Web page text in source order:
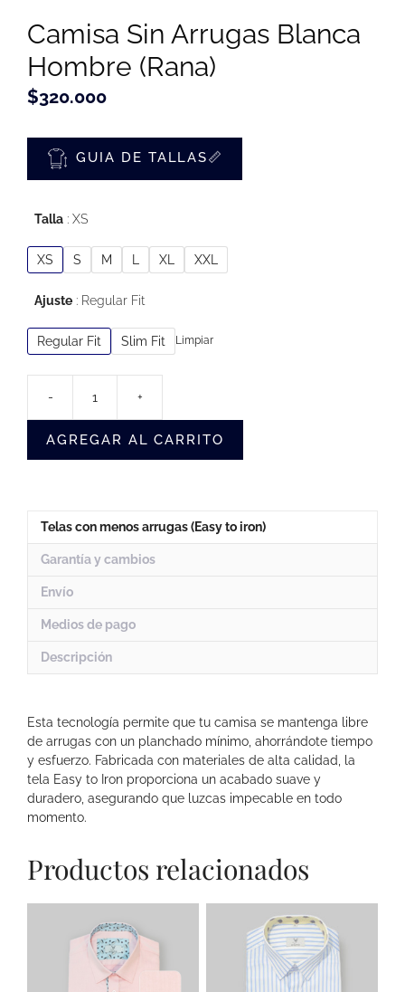
Camisa Sin Arrugas Blanca
Hombre (Rana)
$320.000
GUIA DE TALLAS📏
Talla XS
XS S M L XL XXL
Ajuste Regular Fit
Regular Fit Slim Fit Limpiar
-
Sin
Arrugas
Blanca
cantidad
+
AGREGAR AL CARRITO
Telas con menos arrugas (Easy to iron)
Garantía y cambios
Envío
Medios de pago
Descripción
Esta tecnología permite que tu camisa se mantenga libre
de arrugas con un planchado mínimo, ahorrándote tiempo
y esfuerzo. Fabricada con materiales de alta calidad, la
tela Easy to Iron proporciona un acabado suave y
duradero, asegurando que luzcas impecable en todo
momento.
Productos relacionados